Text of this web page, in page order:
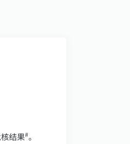
结果#。